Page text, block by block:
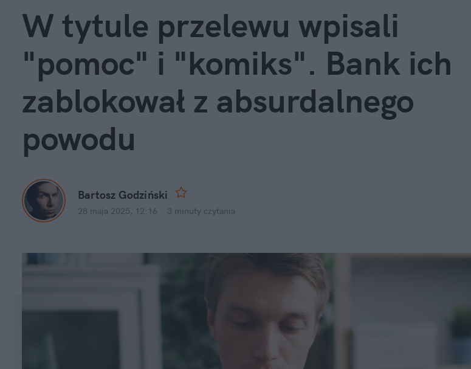
W tytule przelewu wpisali
"pomoc" i "komiks". Bank ich
zablokował z absurdalnego
powodu
Bartosz Godziński
28 maja 2025, 12:16 3 minuty czytania